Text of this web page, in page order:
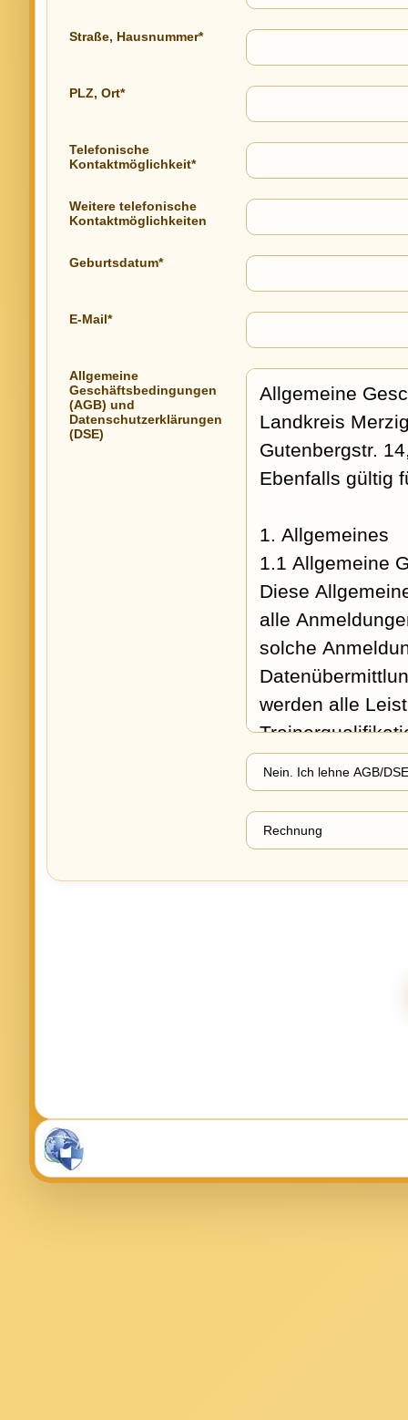
Straße, Hausnummer*
PLZ, Ort*
Telefonische
Kontaktmöglichkeit*
Weitere telefonische
Kontaktmöglichkeiten
Geburtsdatum*
E-Mail*
Allgemeine
Geschäftsbedingungen
(AGB) und
Datenschutzerklärungen
(DSE)